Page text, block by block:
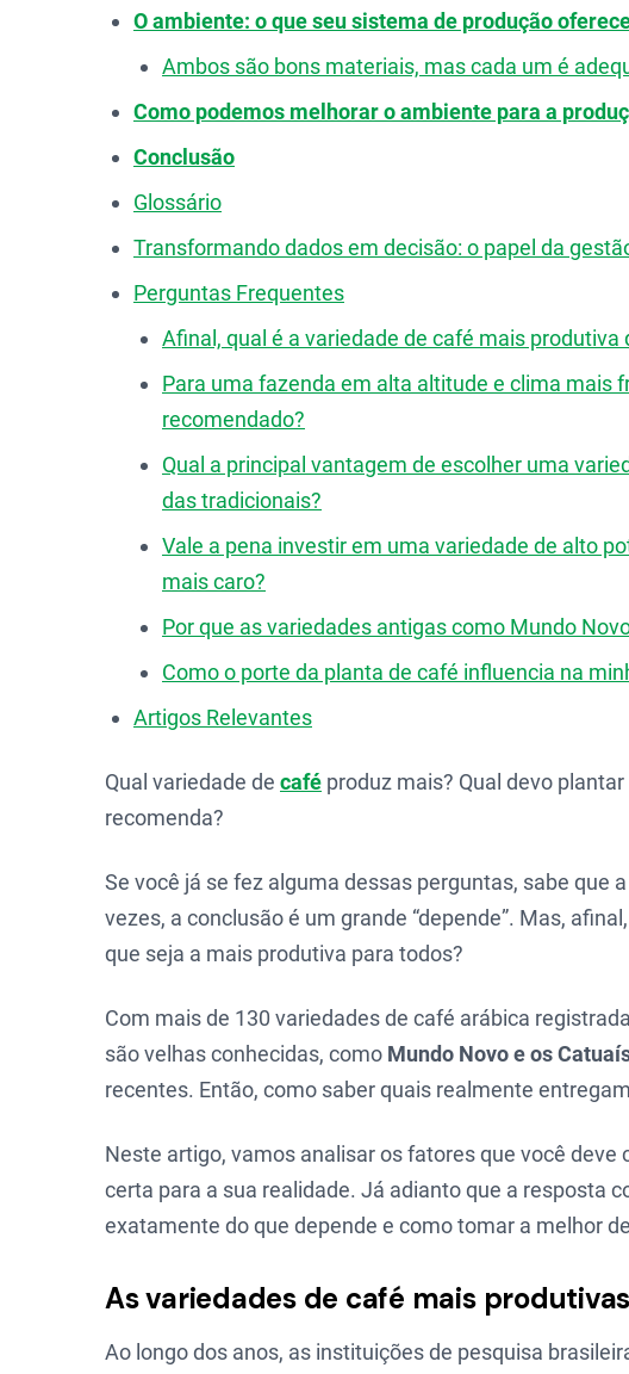
O ambiente: o que seu sistema de produção
Ambos são bons materiais, mas cada um é
Como podemos melhorar o ambiente para a
Conclusão
Glossário
Transformando dados em decisão: o papel da
Perguntas Frequentes
Afinal, qual é a variedade de café mais produtiva
Para uma fazenda em alta altitude e clima mais
recomendado?
Qual a principal vantagem de escolher uma
das tradicionais?
Vale a pena investir em uma variedade de alto
mais caro?
Por que as variedades antigas como Mundo
Como o porte da planta de café influencia na
Artigos Relevantes
Qual variedade de café produz mais? Qual devo
recomenda?
Se você já se fez alguma dessas perguntas, sabe que
vezes, a conclusão é um grande “depende”. Mas,
que seja a mais produtiva para todos?
Com mais de 130 variedades de café arábica
são velhas conhecidas, como Mundo Novo e os
recentes. Então, como saber quais realmente
Neste artigo, vamos analisar os fatores que você
certa para a sua realidade. Já adianto que a resposta
exatamente do que depende e como tomar a melhor
As variedades de café mais
Ao longo dos anos, as instituições de pesquisa